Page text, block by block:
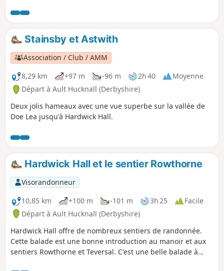
Stainsby et Astwith
Association / Club / AMM
8,29 km
+97 m -96 m 2h 40
Moyenne
Départ à Ault Hucknall (Derbyshire)
Deux jolis hameaux avec une vue superbe sur la vallée de
Doe Lea jusqu'à Hardwick Hall.
Hardwick Hall et le sentier Rowthorne
Visorandonneur
10,85 km
+100 m -101 m 3h 25
Facile
Départ à Ault Hucknall (Derbyshire)
Hardwick Hall offre de nombreux sentiers de randonnée.
Cette balade est une bonne introduction au manoir et aux
sentiers Rowthorne et Teversal. C'est une belle balade à